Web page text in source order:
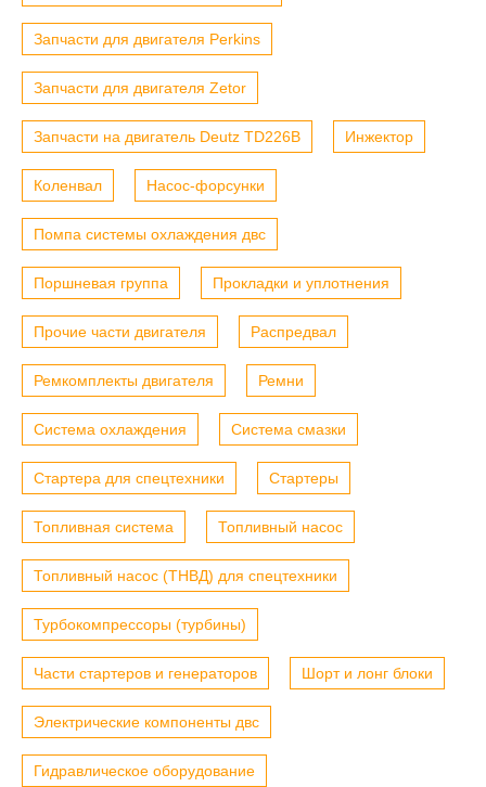
Запчасти для двигателя Perkins
Запчасти для двигателя Zetor
Запчасти на двигатель Deutz TD226B Инжектор
Коленвал Насос-форсунки
Помпа системы охлаждения двс
Поршневая группа Прокладки и уплотнения
Прочие части двигателя Распредвал
Ремкомплекты двигателя Ремни
Система охлаждения Система смазки
Стартера для спецтехники Стартеры
Топливная система Топливный насос
Топливный насос (ТНВД) для спецтехники
Турбокомпрессоры (турбины)
Части стартеров и генераторов Шорт и лонг блоки
Электрические компоненты двс
Гидравлическое оборудование